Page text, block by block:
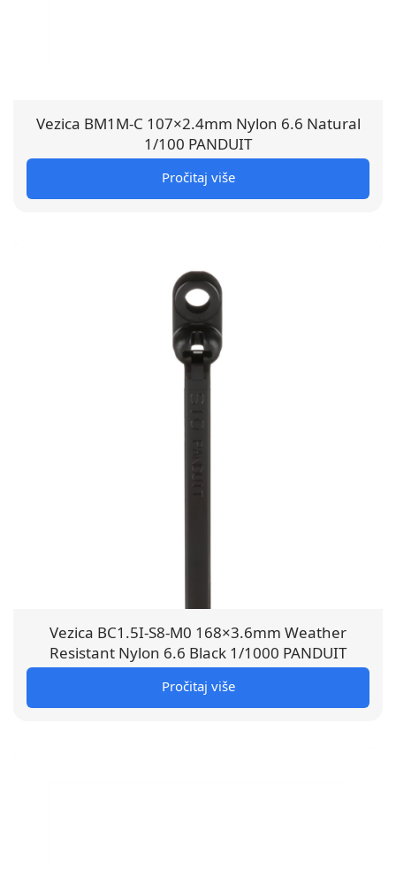
Vezica BM1M-C 107×2.4mm Nylon 6.6 Natural
1/100 PANDUIT
Pročitaj više
Vezica BC1.5I-S8-M0 168×3.6mm Weather
Resistant Nylon 6.6 Black 1/1000 PANDUIT
Pročitaj više